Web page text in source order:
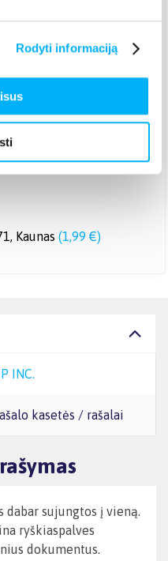
Rodyti informaciją
Kaunas (1,99 €)
HP INC.
Rašalo kasetės / rašalai
dabar sujungtos į vieną.
ryškiaspalves
dokumentus.